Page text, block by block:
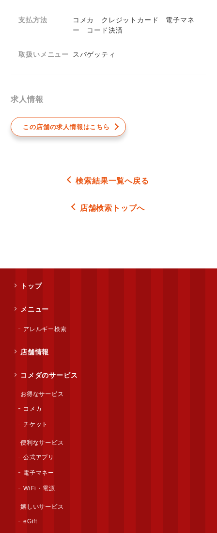
支払方法
コメカ クレジットカード 電子マネ
ー コード決済
取扱いメニュー スパゲッティ
求人情報
この店舗の求人情報はこちら
検索結果一覧へ戻る
店舗検索トップへ
トップ
メニュー
アレルギー検索
店舗情報
コメダのサービス
お得なサービス
コメカ
チケット
便利なサービス
公式アプリ
電子マネー
WiFi・電源
嬉しいサービス
eGift